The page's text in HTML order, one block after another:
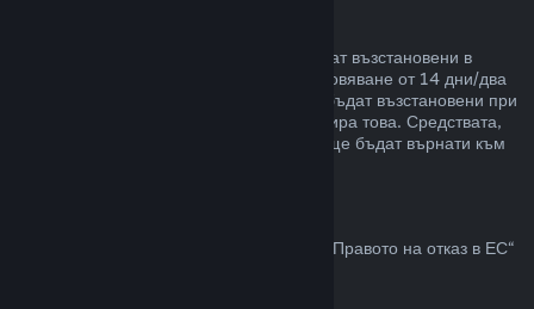
Неупотребените подаръци могат да бъдат възстановени в
рамките на стандартния срок за възстановяване от 14 дни/два
часа. Употребените подаръци могат да бъдат възстановени при
същите условия, ако получателят инициира това. Средствата,
използвани за закупуване на подаръка, ще бъдат върнати към
За обяснение относно това как действа „Правото на отказ в ЕС“